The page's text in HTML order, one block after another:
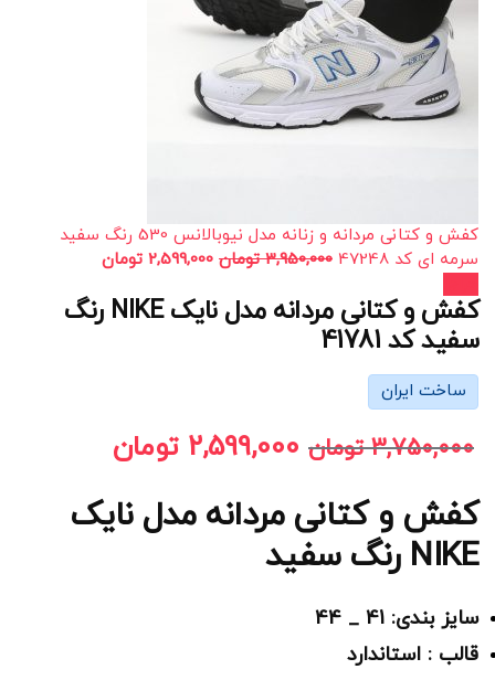
کفش و کتانی مردانه و زنانه مدل نیوبالانس 530 رنگ سفید
سرمه ای کد 47248
3,950,000 تومان 2,599,000 تومان
کفش و کتانی مردانه مدل نایک NIKE رنگ
سفید کد 41781
ساخت ایران
3,750,000 تومان 2,599,000 تومان
کفش و کتانی مردانه مدل نایک
NIKE رنگ سفید
سایز بندی: 41 _ 44
قالب : استاندارد